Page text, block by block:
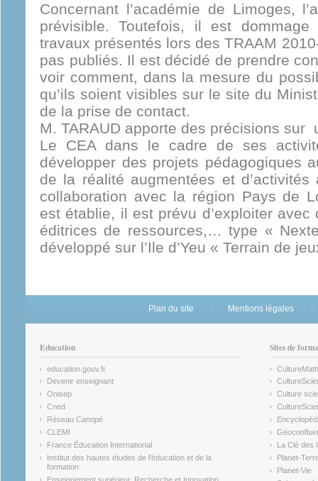
Concernant l’académie de Limoges,
prévisible. Toutefois, il est
travaux présentés lors des TRAAM
pas publiés. Il est décidé de prendre
voir comment, dans la mesure du
qu’ils soient visibles sur le site du
de la prise de contact.
M. TARAUD apporte des précisions sur
Le CEA dans le cadre de ses
développer des projets pédagogiques
de la réalité augmentées et
collaboration avec la région Pays de
est établie, il est prévu d’exploiter
éditrices de ressources,… type «
développé sur l’Ile d’Yeu « Terrain de
Plan du site Mentions légales
Éducation
education.gouv.fr
(link is external)
Devenir enseignant
(link is external)
Onisep
(link is external)
Cned
(link is external)
Réseau Canopé
(link is external)
CLEMI
(link is external)
France Éducation International
(link is external)
Institut des hautes études de l'éducation et de la
formation
(link is external)
Sites de
CultureMath
(link is
(link is
Culture
(link is
(link is
(link is
La Clé des
(link is
Planet-
(link is
Planet-Vie